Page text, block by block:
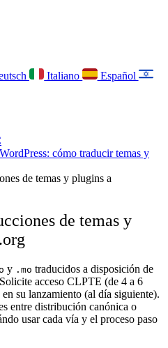
Italiano
Español
cómo traducir temas y
de temas y plugins a
de temas y
y .mo traducidos a disposición de
acceso CLPTE (de 4 a 6
en su lanzamiento (al día siguiente).
entre distribución canónica o
usar cada vía y el proceso paso